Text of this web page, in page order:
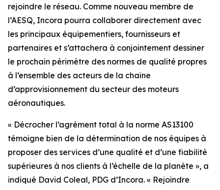
rejoindre le réseau. Comme nouveau membre de
l’AESQ, Incora pourra collaborer directement avec
les principaux équipementiers, fournisseurs et
partenaires et s’attachera à conjointement dessiner
le prochain périmètre des normes de qualité propres
à l’ensemble des acteurs de la chaîne
d’approvisionnement du secteur des moteurs
aéronautiques.
« Décrocher l’agrément total à la norme AS13100
témoigne bien de la détermination de nos équipes à
proposer des services d’une qualité et d’une fiabilité
supérieures à nos clients à l’échelle de la planète », a
indiqué David Coleal, PDG d’Incora. « Rejoindre